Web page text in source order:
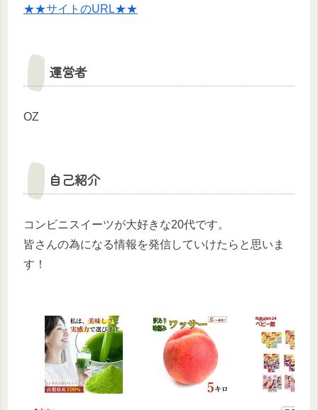
★★サイトのURL★★
運営者
OZ
自己紹介
コンビニスイーツが大好きな20代です。
皆さんの為になる情報を発信していけたらと思いま
す！